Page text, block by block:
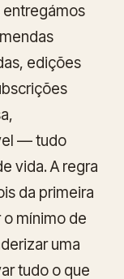
entregámos
edições
— tudo
vida. A regra
da primeira
mínimo de
uma
tudo o que